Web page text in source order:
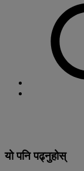
यो पनि पढ्नुहोस्